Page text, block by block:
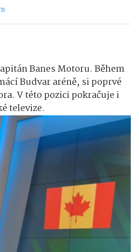
Banes Motoru. Během
Budvar aréně, si poprvé
V této pozici pokračuje i
televize.